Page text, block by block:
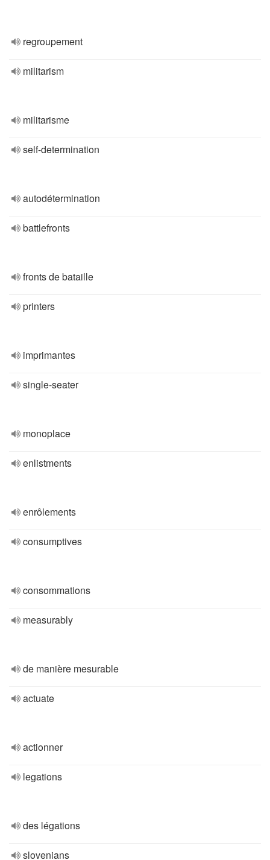
regroupement
militarism
militarisme
self-determination
autodétermination
battlefronts
fronts de bataille
printers
imprimantes
single-seater
monoplace
enlistments
enrôlements
consumptives
consommations
measurably
de manière mesurable
actuate
actionner
legations
des légations
slovenians